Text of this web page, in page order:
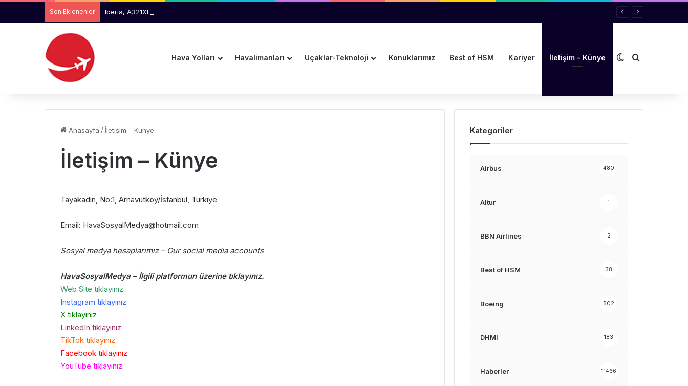
Son Eklenenler Iberia, A321XLR ile Tam Güneş Tutulmasını Takip Edecek
Hava Yolları Havalimanları Uçaklar-Teknoloji Konuklarımız Best of HSM Kariyer İletişim – Künye Dış görünümü
Arama yap
Anasayfa / İletişim – Künye
İletişim – Künye
Tayakadın, No:1, Arnavutköy/İstanbul, Türkiye
Email: HavaSosyalMedya@hotmail.com
Sosyal medya hesaplarımız – Our social media accounts
HavaSosyalMedya – İlgili platformun üzerine tıklayınız.
Web Site tıklayınız
Instagram tıklayınız
X tıklayınız
LinkedIn tıklayınız
TikTok tıklayınız
Facebook tıklayınız
YouTube tıklayınız
Kategoriler
Airbus 480
Altur 1
BBN Airlines 2
Best of HSM 38
Boeing 502
DHMI 183
Haberler 11466